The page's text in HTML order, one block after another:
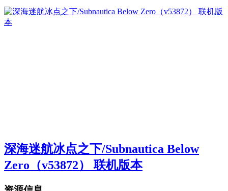
深海迷航冰点之下/Subnautica Below
Zero（v53872） 联机版本